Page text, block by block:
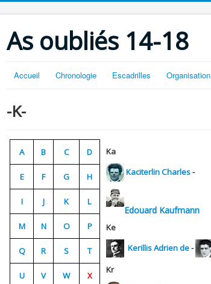
As oubliés 14-18
Accueil Chronologie Escadrilles Organisation
-K-
A B C D
E F G H
I J K L
M N O P
Q R S T
U V W X
Ka
Kaciterlin Charles-
Edouard Kaufmann
Ke
Kerillis Adrien de-
Kr